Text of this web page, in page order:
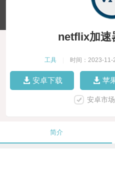
netflix加速
工具 时间：2023-11-
安卓下载 苹
安卓市
简介